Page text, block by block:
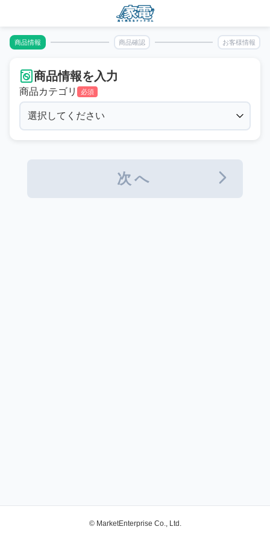
商品情報 商品確認 お客様情報
商品情報を入力
商品カテゴリ 必須
次へ
© MarketEnterprise Co., Ltd.